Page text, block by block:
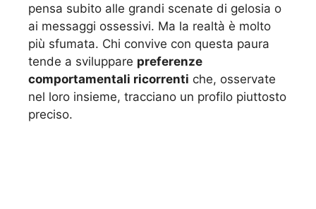
pensa subito alle grandi scenate di gelosia o
ai messaggi ossessivi. Ma la realtà è molto
più sfumata. Chi convive con questa paura
tende a sviluppare preferenze
comportamentali ricorrenti che, osservate
nel loro insieme, tracciano un profilo piuttosto
preciso.